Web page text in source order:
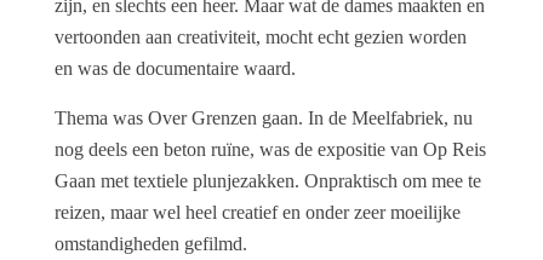
zijn, en slechts een heer. Maar wat de dames maakten en
vertoonden aan creativiteit, mocht echt gezien worden
en was de documentaire waard.
Thema was Over Grenzen gaan. In de Meelfabriek, nu
nog deels een beton ruïne, was de expositie van Op Reis
Gaan met textiele plunjezakken. Onpraktisch om mee te
reizen, maar wel heel creatief en onder zeer moeilijke
omstandigheden gefilmd.